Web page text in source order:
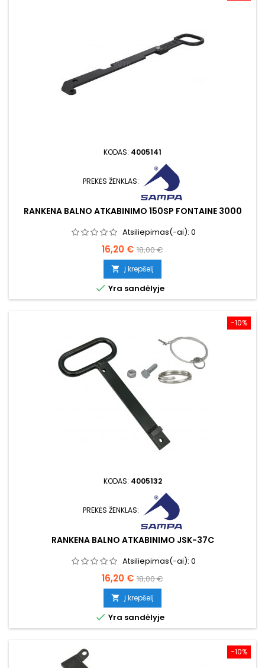
KODAS: 4005141
PREKĖS ŽENKLAS:
RANKENA BALNO ATKABINIMO 150SP FONTAINE 3000
Atsiliepimas(-ai): 0
Kaina
16,20 € Bazinė
kaina
18,00 €
 Į krepšelį
 Yra sandėlyje
−10%
KODAS: 4005132
PREKĖS ŽENKLAS:
RANKENA BALNO ATKABINIMO JSK-37C
Atsiliepimas(-ai): 0
Kaina
16,20 € Bazinė
kaina
18,00 €
 Į krepšelį
 Yra sandėlyje
−10%